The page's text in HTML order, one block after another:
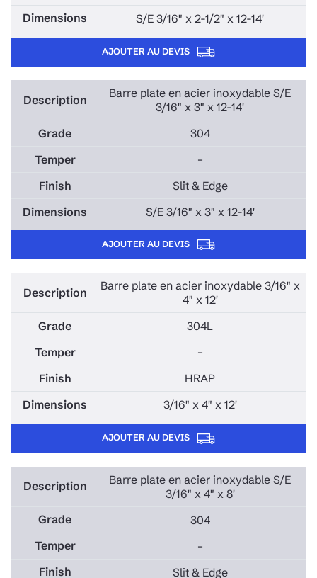
S/E 3/16" x 2-1/2" x 12-14'
AJOUTER AU DEVIS
Barre plate en acier inoxydable S/E
3/16" x 3" x 12-14'
304
–
Slit & Edge
S/E 3/16" x 3" x 12-14'
AJOUTER AU DEVIS
Barre plate en acier inoxydable 3/16" x
4" x 12'
304L
–
HRAP
3/16" x 4" x 12'
AJOUTER AU DEVIS
Barre plate en acier inoxydable S/E
3/16" x 4" x 8'
304
–
Slit & Edge